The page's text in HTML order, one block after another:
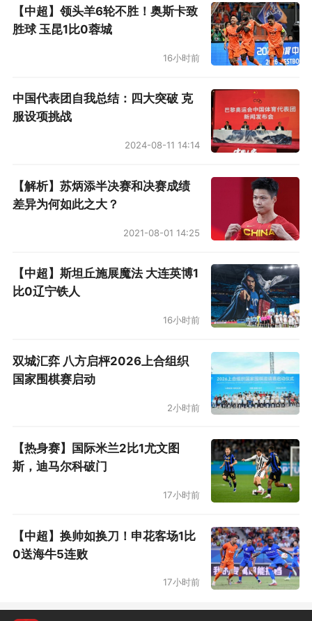
拉
【中超】领头羊6轮不胜！奥斯卡致
胜球 玉昆1比0蓉城
16小时前
中国代表团自我总结：四大突破 克
服设项挑战
2024-08-11 14:14
【解析】苏炳添半决赛和决赛成绩
差异为何如此之大？
2021-08-01 14:25
【中超】斯坦丘施展魔法 大连英博1
比0辽宁铁人
16小时前
双城汇弈 八方启枰2026上合组织
国家围棋赛启动
2小时前
【热身赛】国际米兰2比1尤文图
斯，迪马尔科破门
17小时前
【中超】换帅如换刀！申花客场1比
0送海牛5连败
17小时前